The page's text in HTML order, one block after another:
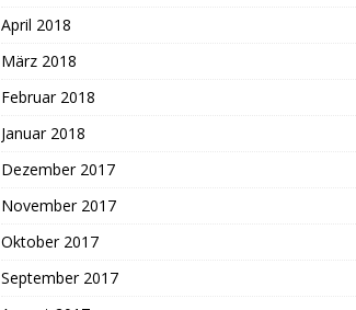
April 2018
März 2018
Februar 2018
Januar 2018
Dezember 2017
November 2017
Oktober 2017
September 2017